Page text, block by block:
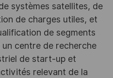
systèmes satellites, de
de charges utiles, et
de segments
centre de recherche
de start-up et
relevant de la